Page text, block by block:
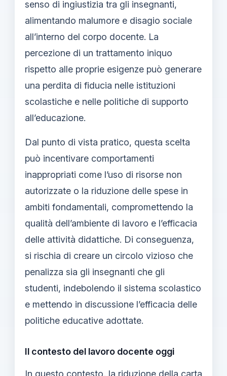
senso di ingiustizia tra gli insegnanti,
alimentando malumore e disagio sociale
all’interno del corpo docente. La
percezione di un trattamento iniquo
rispetto alle proprie esigenze può generare
una perdita di fiducia nelle istituzioni
scolastiche e nelle politiche di supporto
all’educazione.
Dal punto di vista pratico, questa scelta
può incentivare comportamenti
inappropriati come l’uso di risorse non
autorizzate o la riduzione delle spese in
ambiti fondamentali, compromettendo la
qualità dell’ambiente di lavoro e l’efficacia
delle attività didattiche. Di conseguenza,
si rischia di creare un circolo vizioso che
penalizza sia gli insegnanti che gli
studenti, indebolendo il sistema scolastico
e mettendo in discussione l’efficacia delle
politiche educative adottate.
Il contesto del lavoro docente oggi
In questo contesto, la riduzione della carta